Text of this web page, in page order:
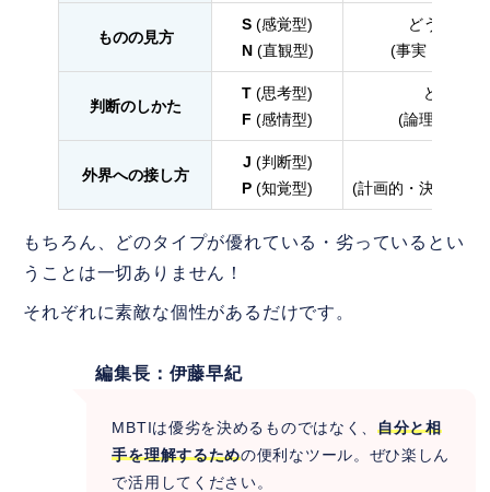
ものの見方
S (感覚型)
N(直観型)
どうやっ
(事実・現実
判断のしかた
T (思考型)
F (感情型)
どうやっ
(論理・正し
外界への接し方
J (判断型)
P (知覚型)
(計画的・決断した
もちろん、どのタイプが優れている・劣っているとい
うことは一切ありません！
それぞれに素敵な個性があるだけです。
編集長：伊藤早紀
MBTIは優劣を決めるものではなく、自分と相
手を理解するための便利なツール。ぜひ楽しん
で活用してください。